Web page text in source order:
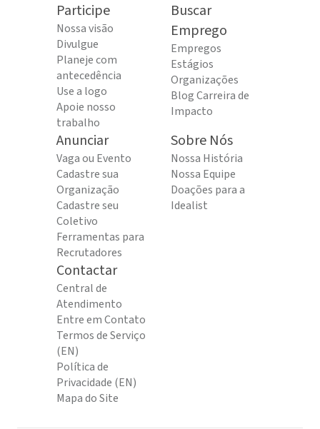
Participe
Nossa visão
Divulgue
Planeje com
antecedência
Use a logo
Apoie nosso
trabalho
Buscar
Emprego
Empregos
Estágios
Organizações
Blog Carreira de
Impacto
Anunciar
Vaga ou Evento
Cadastre sua
Organização
Cadastre seu
Coletivo
Ferramentas para
Recrutadores
Sobre Nós
Nossa História
Nossa Equipe
Doações para a
Idealist
Contactar
Central de
Atendimento
Entre em Contato
Termos de Serviço
(EN)
Política de
Privacidade (EN)
Mapa do Site